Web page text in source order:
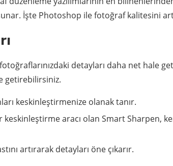
İşte Photoshop ile fotoğraf kalitesini
detayları daha net hale
getirebilirsiniz.
keskinleştirmenize olanak tanır.
keskinleştirme aracı olan Smart Sharpen,
artırarak detayları öne çıkarır.